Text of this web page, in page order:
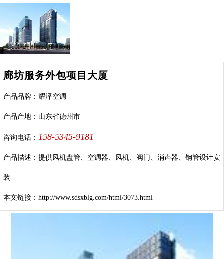
廊坊服务外包项目大厦
产品品牌：耀泽空调
产品产地：山东省德州市
咨询电话： 158-5345-9181
产品描述：提供风机盘管、空调器、风机、阀门、消声器、钢管设计安
装
本文链接： http://www.sdsxblg.com/html/3073.html